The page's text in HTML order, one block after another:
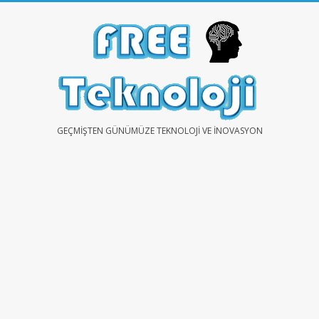
FREEGEÇMIŞTEN GÜNÜMÜZE TEKNOLOJI VE İNOVASYON